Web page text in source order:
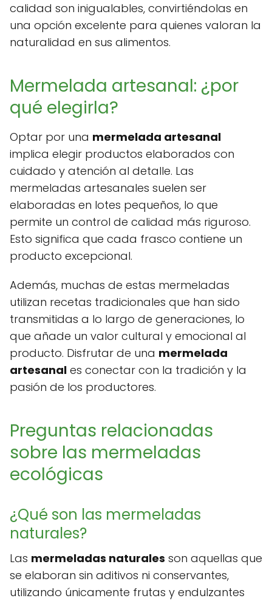
calidad son inigualables, convirtiéndolas en
una opción excelente para quienes valoran la
naturalidad en sus alimentos.
Mermelada artesanal: ¿por
qué elegirla?
Optar por una mermelada artesanal
implica elegir productos elaborados con
cuidado y atención al detalle. Las
mermeladas artesanales suelen ser
elaboradas en lotes pequeños, lo que
permite un control de calidad más riguroso.
Esto significa que cada frasco contiene un
producto excepcional.
Además, muchas de estas mermeladas
utilizan recetas tradicionales que han sido
transmitidas a lo largo de generaciones, lo
que añade un valor cultural y emocional al
producto. Disfrutar de una mermelada
artesanal es conectar con la tradición y la
pasión de los productores.
Preguntas relacionadas
sobre las mermeladas
ecológicas
¿Qué son las mermeladas
naturales?
Las mermeladas naturales son aquellas que
se elaboran sin aditivos ni conservantes,
utilizando únicamente frutas y endulzantes